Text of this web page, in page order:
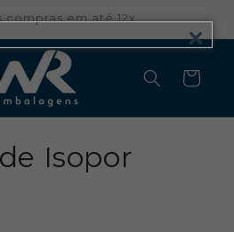
compras em até 12x
Carrinho
Isopor